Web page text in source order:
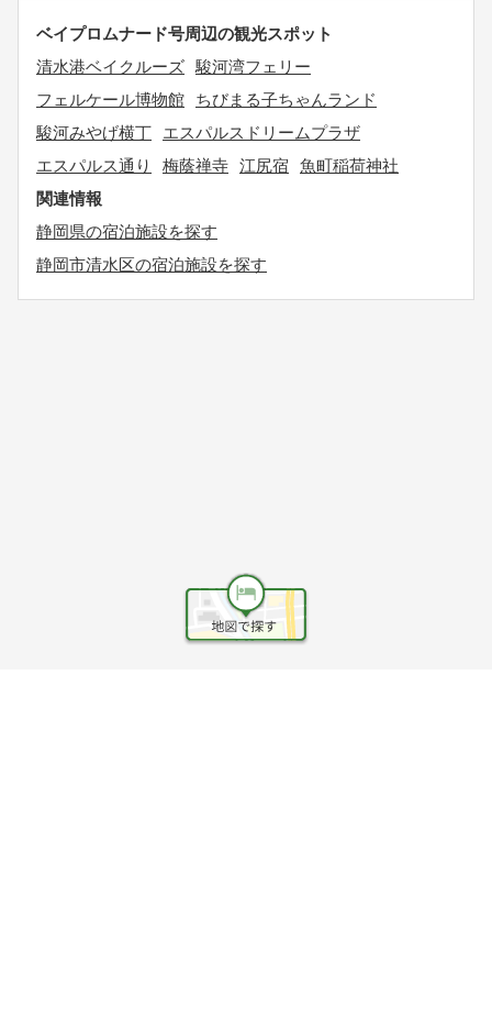
ベイプロムナード号周辺の観光スポット
清水港ベイクルーズ 駿河湾フェリー
フェルケール博物館
ちびまる子ちゃんランド
駿河みやげ横丁
エスパルスドリームプラザ
エスパルス通り
梅蔭禅寺 江尻宿
魚町稲荷神社
関連情報
静岡県の宿泊施設を探す
静岡市清水区の宿泊施設を探す